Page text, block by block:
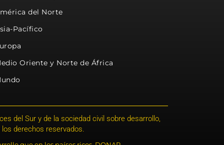
del Norte
Pacífico
Oriente y Norte de África
del Sur y de la sociedad civil sobre desarrollo,
derechos reservados.